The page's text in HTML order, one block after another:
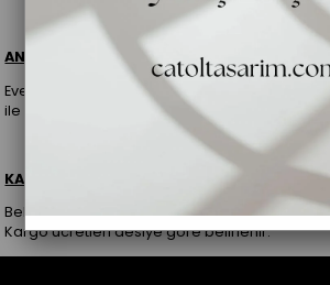
ANLAŞMALI KARGONUZ VAR MI?
Evet yurtiçi ve yurtdışı olmak üzere her iki
ile anlaşmamız vardır.
KARGO ÖDEMELERİ NASIL OLUYOR?
Belli bir tutarın altında kalan ürünler alıcı
Kargo ücretleri desiye göre belirlenir.